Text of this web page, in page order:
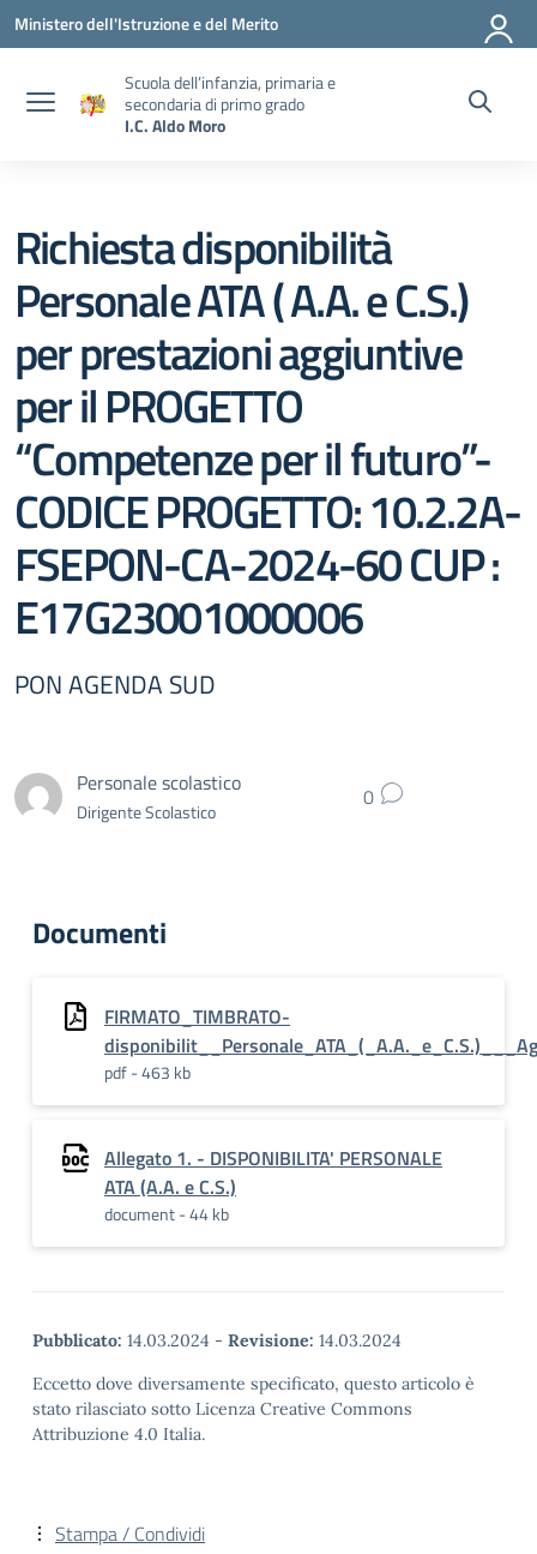
Vai ai contenuti
Vai al menu di navigazione
Vai al footer
Ministero dell'Istruzione e del Merito
Scuola dell’infanzia, primaria e
secondaria di primo grado
I.C. Aldo Moro
Richiesta disponibilità
Personale ATA ( A.A. e C.S.)
per prestazioni aggiuntive
per il PROGETTO
“Competenze per il futuro”-
CODICE PROGETTO: 10.2.2A-
FSEPON-CA-2024-60 CUP :
E17G23001000006
PON AGENDA SUD
Personale scolastico
Dirigente Scolastico 0
Documenti
FIRMATO_TIMBRATO-
pdf - 463 kb
Allegato 1. - DISPONIBILITA' PERSONALE
ATA (A.A. e C.S.)
document - 44 kb
Pubblicato: 14.03.2024 - Revisione: 14.03.2024
Eccetto dove diversamente specificato, questo articolo è
stato rilasciato sotto Licenza Creative Commons
Attribuzione 4.0 Italia.
Stampa / Condividi